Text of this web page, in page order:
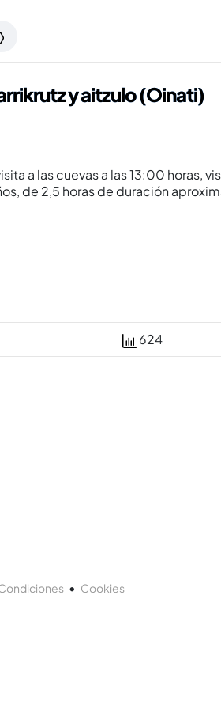
y aitzulo (Oinati)
a las cuevas a las 13:00 horas,
de 2,5 horas de duración
624
• Cookies